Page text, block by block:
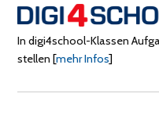
In digi4school-Klassen
stellen [mehr Infos]